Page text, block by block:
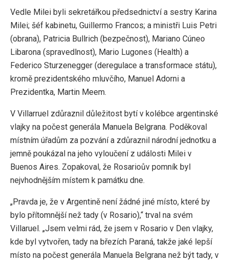
Vedle Milei byli sekretářkou předsednictví a sestry Karina
Milei; šéf kabinetu, Guillermo Francos; a ministři Luis Petri
(obrana), Patricia Bullrich (bezpečnost), Mariano Cúneo
Libarona (spravedlnost), Mario Lugones (Health) a
Federico Sturzenegger (deregulace a transformace státu),
kromě prezidentského mluvčího, Manuel Adorni a
Prezidentka, Martin Meem.
V Villarruel zdůraznil důležitost bytí v kolébce argentinské
vlajky na počest generála Manuela Belgrana. Poděkoval
místním úřadům za pozvání a zdůraznil národní jednotku a
jemně poukázal na jeho vyloučení z události Milei v
Buenos Aires. Zopakoval, že Rosarioův pomník byl
nejvhodnějším místem k památku dne.
„Pravda je, že v Argentině není žádné jiné místo, které by
bylo přítomnější než tady (v Rosario),“ trval na svém
Villaruel. „Jsem velmi rád, že jsem v Rosario v Den vlajky,
kde byl vytvořen, tady na březích Paraná, takže jaké lepší
místo na počest generála Manuela Belgrana než být tady, v